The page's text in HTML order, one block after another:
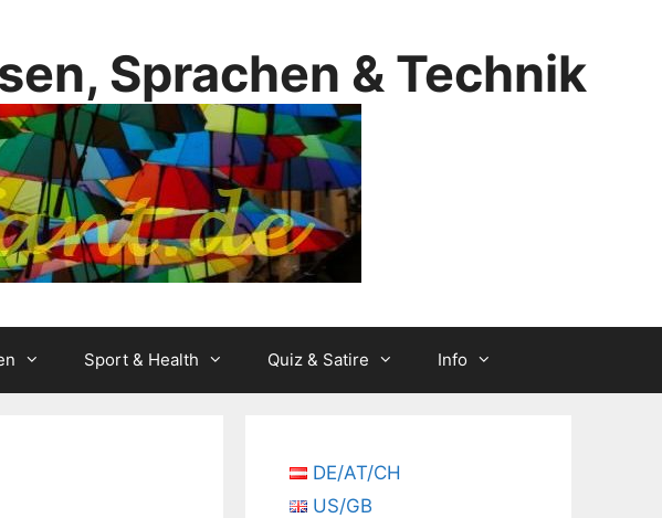
Sprachen & Technik
Sport & Health Quiz & Satire Info
DE/AT/CH
US/GB